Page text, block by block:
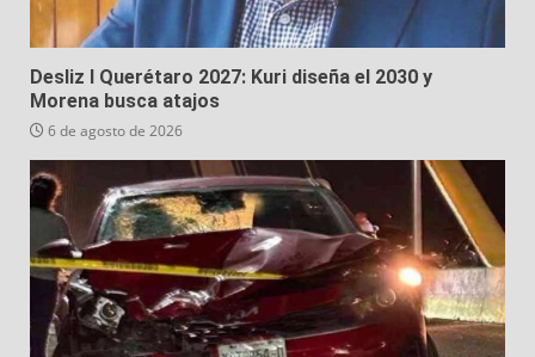
Desliz I Querétaro 2027: Kuri diseña el 2030 y
Morena busca atajos
6 de agosto de 2026